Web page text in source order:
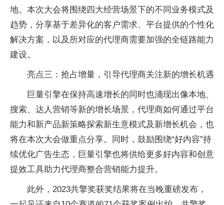
地。本次大会将围绕四大经营场景下的不同业务模式及
趋势，分享基于差异化的客户需求、 平台提供的个性化
解决方案，以及所对应的代理商需要加强的全链路能力
建设。
亮点三：抢占增量，引导代理商关注新的增长机遇
巨量引擎在保持高速增长的同时也涌现出像本地、
搜索、达人营销等新的增长场景，代理商如何通过平台
能力和新产品新策略探索新生意模式及新增长机会，也
将在本次大会做重点分享。同时，鼓励围绕“好内容”持
续优化广告生态，巨量引擎也将供给更多好内容和创意
提效工具助力代理商整合营销能力提升。
此外，2023共擎奖获奖结果将在当晚重磅发布，